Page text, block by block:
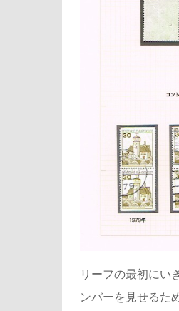
リーフの最初にい
ンバーを見せるた